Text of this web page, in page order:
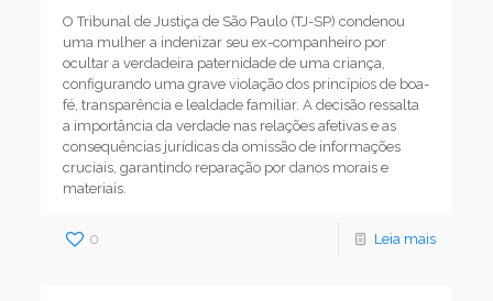
O Tribunal de Justiça de São Paulo (TJ-SP) condenou
uma mulher a indenizar seu ex-companheiro por
ocultar a verdadeira paternidade de uma criança,
configurando uma grave violação dos princípios de boa-
fé, transparência e lealdade familiar. A decisão ressalta
a importância da verdade nas relações afetivas e as
consequências jurídicas da omissão de informações
cruciais, garantindo reparação por danos morais e
materiais.
0 Leia mais